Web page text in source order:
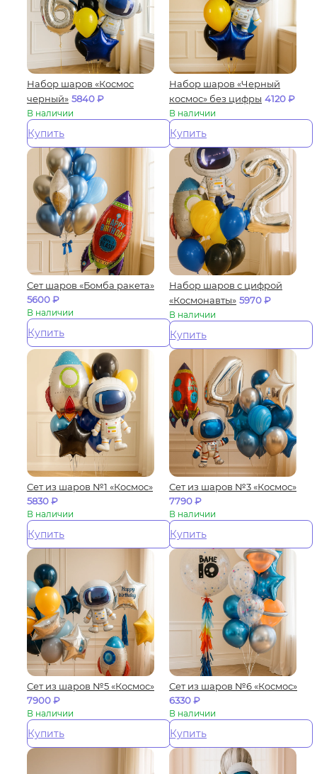
Набор шаров «Космос
черный» 5840₽
В наличии
Купить
Набор шаров «Черный
космос» без цифры 4120₽
В наличии
Купить
Сет шаров «Бомба ракета»
5600₽
В наличии
Купить
Набор шаров с цифрой
«Космонавты» 5970₽
В наличии
Купить
Сет из шаров №1 «Космос»
5830₽
В наличии
Купить
Сет из шаров №3 «Космос»
7790₽
В наличии
Купить
Сет из шаров №5 «Космос»
7900₽
В наличии
Купить
Сет из шаров №6 «Космос»
6330₽
В наличии
Купить